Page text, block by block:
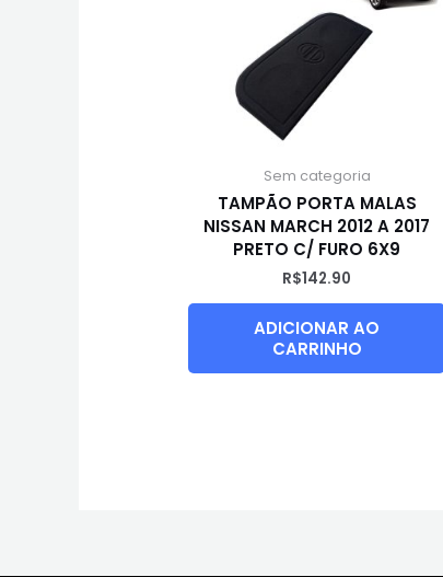
Sem categoria
TAMPÃO PORTA MALAS
NISSAN MARCH 2012 A 2017
PRETO C/ FURO 6X9
R$142.90
ADICIONAR AO
CARRINHO